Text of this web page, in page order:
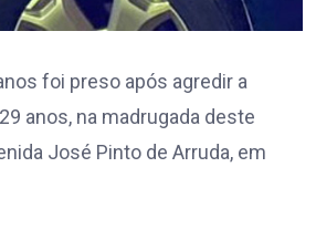
foi preso após agredir a
anos, na madrugada deste
José Pinto de Arruda, em